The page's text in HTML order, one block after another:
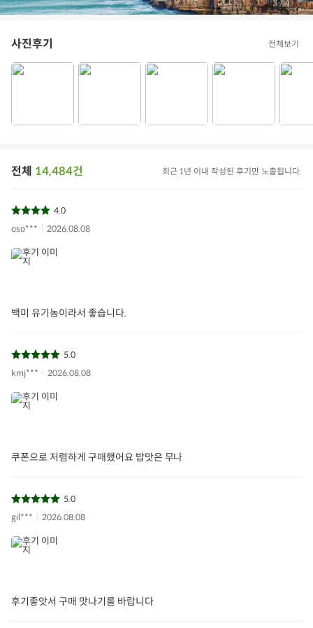
3 4
사진후기 전체보기
전체 14,484건 최근 1년 이내 작성된 후기만 노출됩니다.
4.0
oso***
2026.08.08
백미 유기농이라서 좋습니다.
5.0
kmj***
2026.08.08
쿠폰으로 저렴하게 구매했어요 밥맛은 무나
5.0
gil***
2026.08.08
후기좋앗서 구매 맛나기를 바랍니다